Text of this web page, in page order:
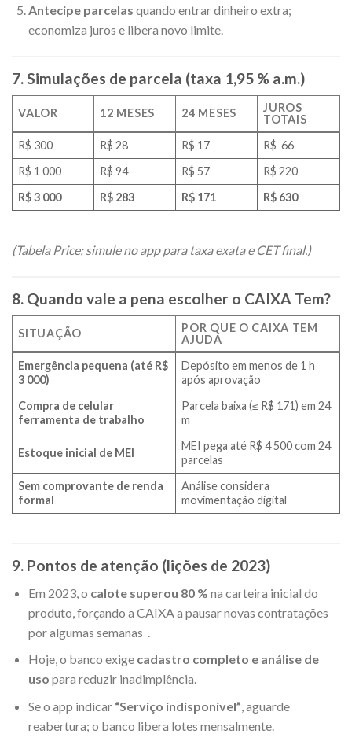
Antecipe parcelas quando entrar dinheiro extra;
economiza juros e libera novo limite.
7. Simulações de parcela (taxa 1,95 % a.m.)
VALOR 12 MESES 24 MESES
JUROS
TOTAIS
R$ 300
R$ 28 R$ 17
R$ 66
R$ 1 000
R$ 94 R$ 57
R$ 220
R$ 3 000
R$ 283 R$ 171 R$ 630
(Tabela Price; simule no app para taxa exata e CET final.)
8. Quando vale a pena escolher o CAIXA Tem?
SITUAÇÃO
POR QUE O CAIXA TEM
AJUDA
Emergência pequena (até R$
3 000)
Depósito em menos de 1 h
após aprovação
Compra de celular
ferramenta de trabalho
Parcela baixa (≤ R$ 171) em 24
m
Estoque inicial de MEI
MEI pega até R$ 4 500 com 24
parcelas
Sem comprovante de renda
formal
Análise considera
movimentação digital
9. Pontos de atenção (lições de 2023)
Em 2023, o calote superou 80 % na carteira inicial do
produto, forçando a CAIXA a pausar novas contratações
por algumas semanas .
Hoje, o banco exige cadastro completo e análise de
uso para reduzir inadimplência.
Se o app indicar “Serviço indisponível”, aguarde
reabertura; o banco libera lotes mensalmente.